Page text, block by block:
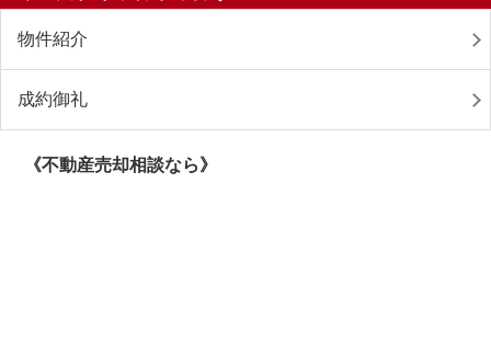
物件紹介
成約御礼
《不動産売却相談なら》